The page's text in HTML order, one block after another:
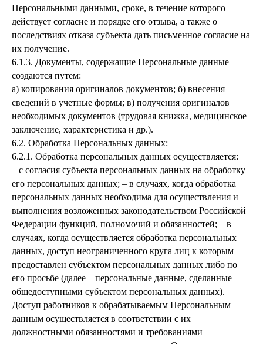
Персональными данными, сроке, в течение которого
действует согласие и порядке его отзыва, а также о
последствиях отказа субъекта дать письменное согласие на
их получение.
6.1.3. Документы, содержащие Персональные данные
создаются путем:
а) копирования оригиналов документов; б) внесения
сведений в учетные формы; в) получения оригиналов
необходимых документов (трудовая книжка, медицинское
заключение, характеристика и др.).
6.2. Обработка Персональных данных:
6.2.1. Обработка персональных данных осуществляется:
– с согласия субъекта персональных данных на обработку
его персональных данных; – в случаях, когда обработка
персональных данных необходима для осуществления и
выполнения возложенных законодательством Российской
Федерации функций, полномочий и обязанностей; – в
случаях, когда осуществляется обработка персональных
данных, доступ неограниченного круга лиц к которым
предоставлен субъектом персональных данных либо по
его просьбе (далее – персональные данные, сделанные
общедоступными субъектом персональных данных).
Доступ работников к обрабатываемым Персональным
данным осуществляется в соответствии с их
должностными обязанностями и требованиями